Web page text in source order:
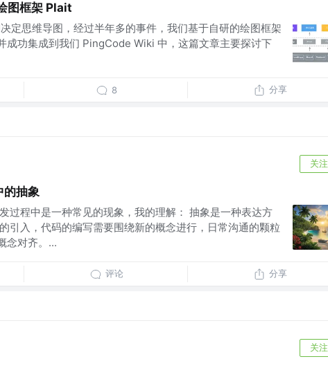
图框架 Plait
定思维导图，经过半年多的事件，我们基于自研的绘图框架
成功集成到我们 PingCode Wiki 中，这篇文章主要探讨下
8 分享
关注
的抽象
过程中是一种常见的现象，我的理解： 抽象是一种表达方
引入，代码的编写需要围绕新的概念进行，日常沟通的颗粒
念对齐。...
评论 分享
关注